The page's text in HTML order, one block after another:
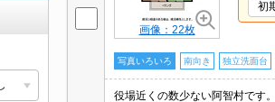
画像：22枚
初
写真いろいろ 南向き 独立洗面台
役場近くの数少ない阿智村です。